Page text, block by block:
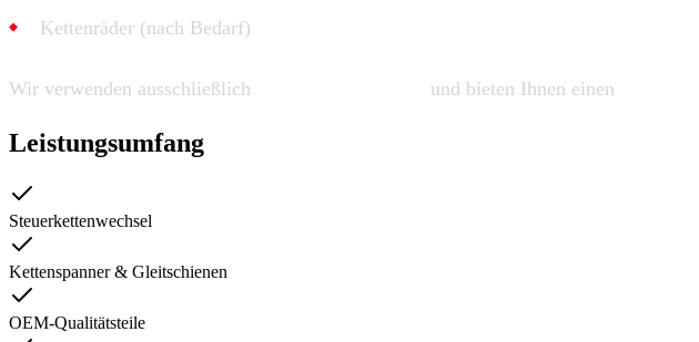
Kettenräder (nach Bedarf)
Wir verwenden ausschließlich und bieten Ihnen einen
Leistungsumfang
Steuerkettenwechsel
Kettenspanner & Gleitschienen
OEM-Qualitätsteile